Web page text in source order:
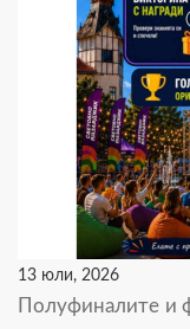
13 юли, 2026
Полуфиналите и